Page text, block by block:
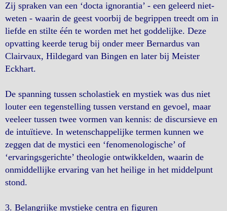
Zij spraken van een ‘docta ignorantia’ - een geleerd niet-
weten - waarin de geest voorbij de begrippen treedt om in
liefde en stilte één te worden met het goddelijke. Deze
opvatting keerde terug bij onder meer Bernardus van
Clairvaux, Hildegard van Bingen en later bij Meister
Eckhart.
De spanning tussen scholastiek en mystiek was dus niet
louter een tegenstelling tussen verstand en gevoel, maar
veeleer tussen twee vormen van kennis: de discursieve en
de intuïtieve. In wetenschappelijke termen kunnen we
zeggen dat de mystici een ‘fenomenologische’ of
‘ervaringsgerichte’ theologie ontwikkelden, waarin de
onmiddellijke ervaring van het heilige in het middelpunt
stond.
3. Belangrijke mystieke centra en figuren